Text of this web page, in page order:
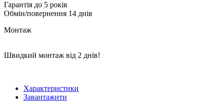
Гарантія до 5 років
Обмін/повернення 14 днів
Монтаж
Швидкий монтаж від 2 днів!
Характеристики
Завантажити